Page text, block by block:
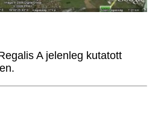
A jelenleg kutatott